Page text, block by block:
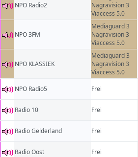
NPO Radio2
Nagravision 3
Viaccess 5.0
NPO 3FM
Mediaguard 3
Nagravision 3
Viaccess 5.0
NPO KLASSIEK
Mediaguard 3
Nagravision 3
Viaccess 5.0
NPO Radio5 Frei
Radio 10 Frei
Radio Gelderland Frei
Radio Oost Frei